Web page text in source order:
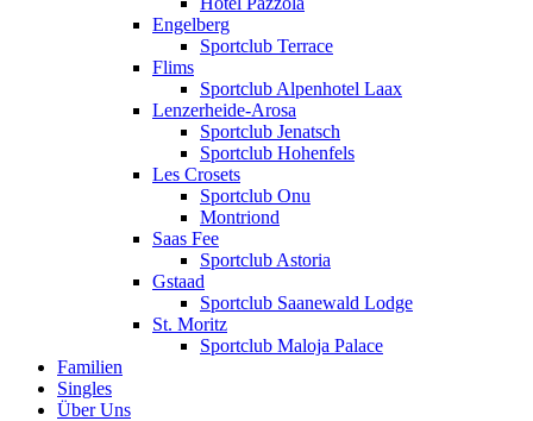
Engelberg
Sportclub Terrace
Flims
Sportclub Alpenhotel Laax
Lenzerheide-Arosa
Sportclub Jenatsch
Sportclub Hohenfels
Les Crosets
Sportclub Onu
Montriond
Saas Fee
Sportclub Astoria
Gstaad
Sportclub Saanewald Lodge
St. Moritz
Sportclub Maloja Palace
Familien
Singles
Über Uns